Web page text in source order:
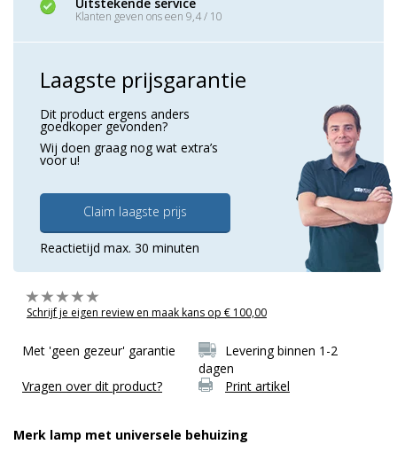
Klanten geven ons een 9,4 / 10
Laagste prijsgarantie
Dit product ergens anders
goedkoper gevonden?
Wij doen graag nog wat extra’s
voor u!
Claim laagste prijs
Reactietijd max. 30 minuten
Schrijf je eigen review en maak kans op € 100,00
Met 'geen gezeur' garantie
Levering binnen 1-2
dagen
Vragen over dit product?
Print artikel
Merk lamp met universele behuizing